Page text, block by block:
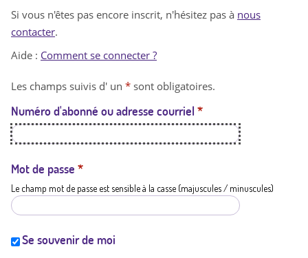
n
t
a
t
i
Si vous n'êtes pas encore inscrit, n'hésitez pas à nous
contacter.
Aide : Comment se connecter ?
Les champs suivis d' un * sont obligatoires.
Numéro d'abonné ou adresse courriel *
Mot de passe *
Le champ mot de passe est sensible à la casse (majuscules / minuscules)
Se souvenir de moi